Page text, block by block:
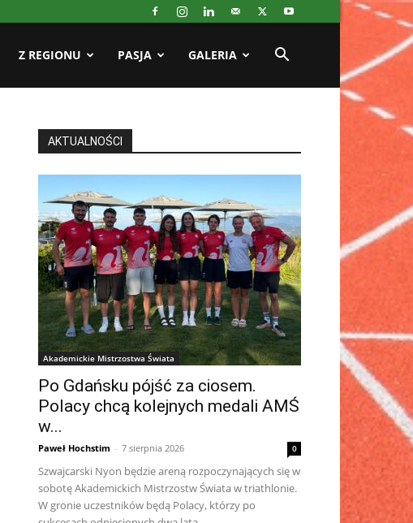
Z REGIONU PASJA GALERIA
AKTUALNOŚCI
Akademickie Mistrzostwa Świata
Po Gdańsku pójść za ciosem.
Polacy chcą kolejnych medali AMŚ
w...
Paweł Hochstim - 7 sierpnia 2026 0
Szwajcarski Nyon będzie areną rozpoczynających się w
sobotę Akademickich Mistrzostw Świata w triathlonie.
W gronie uczestników będą Polacy, którzy po